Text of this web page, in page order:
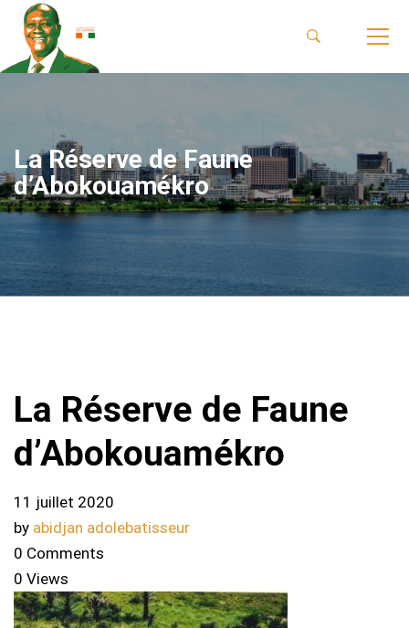
La Réserve de Faune
d’Abokouamékro
La Réserve de Faune
d’Abokouamékro
11 juillet 2020
by abidjan adolebatisseur
0 Comments
0 Views